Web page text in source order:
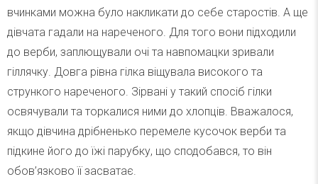
вчинками можна було накликати до себе старостів. А ще
дівчата гадали на нареченого. Для того вони підходили
до верби, заплющували очі та навпомацки зривали
гіллячку. Довга рівна гілка віщувала високого та
стрункого нареченого. Зірвані у такий спосіб гілки
освячували та торкалися ними до хлопців. Вважалося,
якщо дівчина дрібненько перемеле кусочок верби та
підкине його до їжі парубку, що сподобався, то він
обов’язково її засватає.